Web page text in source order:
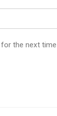
the next